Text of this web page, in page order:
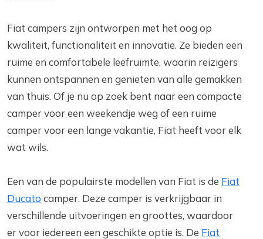
Fiat campers zijn ontworpen met het oog op
kwaliteit, functionaliteit en innovatie. Ze bieden een
ruime en comfortabele leefruimte, waarin reizigers
kunnen ontspannen en genieten van alle gemakken
van thuis. Of je nu op zoek bent naar een compacte
camper voor een weekendje weg of een ruime
camper voor een lange vakantie, Fiat heeft voor elk
wat wils.
Een van de populairste modellen van Fiat is de Fiat
Ducato camper. Deze camper is verkrijgbaar in
verschillende uitvoeringen en groottes, waardoor
er voor iedereen een geschikte optie is. De Fiat